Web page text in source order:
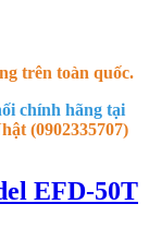
trên toàn quốc.
chính hãng tại
(0902335707)
EFD-50T